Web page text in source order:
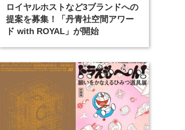
ロイヤルホストなど3ブランドへの
提案を募集！「丹青社空間アワー
ド with ROYAL」が開始